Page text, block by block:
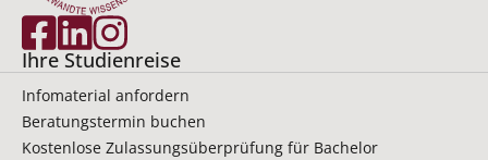
Ihre Studienreise
Infomaterial anfordern
Beratungstermin buchen
Kostenlose Zulassungsüberprüfung für Bachelor